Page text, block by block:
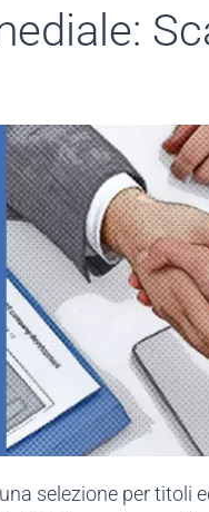
selezione per